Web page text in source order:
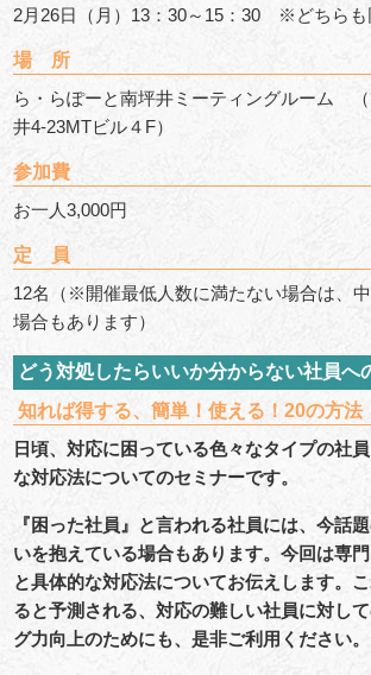
2月26日（月）13：30～15：30 ※どちらも
場 所
ら・らぽーと南坪井ミーティングルーム
井4-23MTビル４F）
参加費
お一人3,000円
定 員
12名（※開催最低人数に満たない場合は、
場合もあります）
どう対処したらいいか分からない社員へ
知れば得する、簡単！使える！20の方法
日頃、対応に困っている色々なタイプの社
な対応法についてのセミナーです。
『困った社員』と言われる社員には、今話
いを抱えている場合もあります。今回は専
と具体的な対応法についてお伝えします。
ると予測される、対応の難しい社員に対し
グ力向上のためにも、是非ご利用ください。